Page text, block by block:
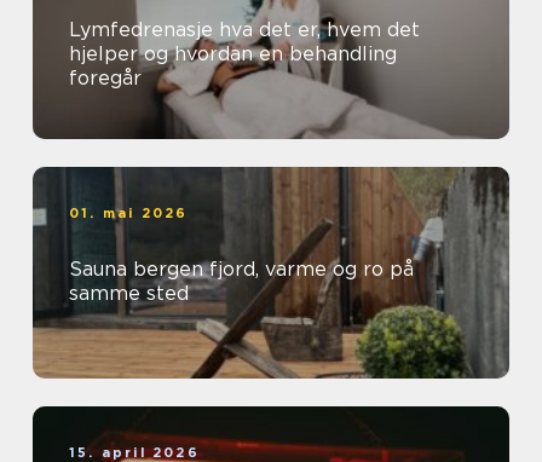
Lymfedrenasje hva det er, hvem det
hjelper og hvordan en behandling
foregår
01. mai 2026
Sauna bergen fjord, varme og ro på
samme sted
15. april 2026